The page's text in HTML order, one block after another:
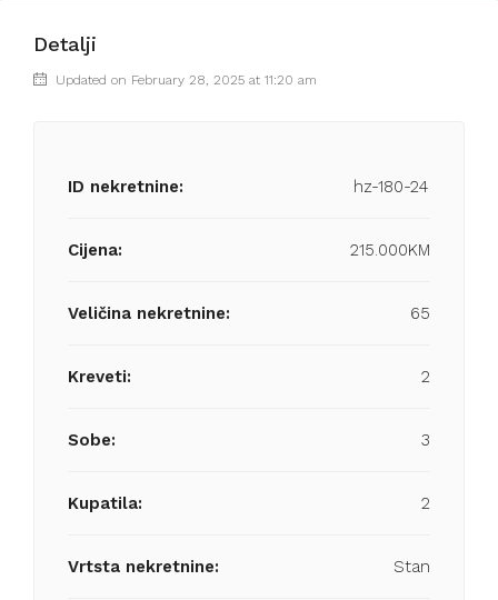
Detalji
Updated on February 28, 2025 at 11:20 am
ID nekretnine: hz-180-24
Cijena: 215.000KM
Veličina nekretnine: 65
Kreveti: 2
Sobe: 3
Kupatila: 2
Vrtsta nekretnine: Stan